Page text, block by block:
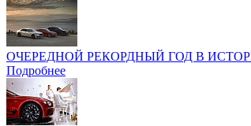
ОЧЕРЕДНОЙ РЕКОРДНЫЙ ГОД В
Подробнее